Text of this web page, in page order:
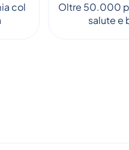
col
Oltre 50.000
salute e